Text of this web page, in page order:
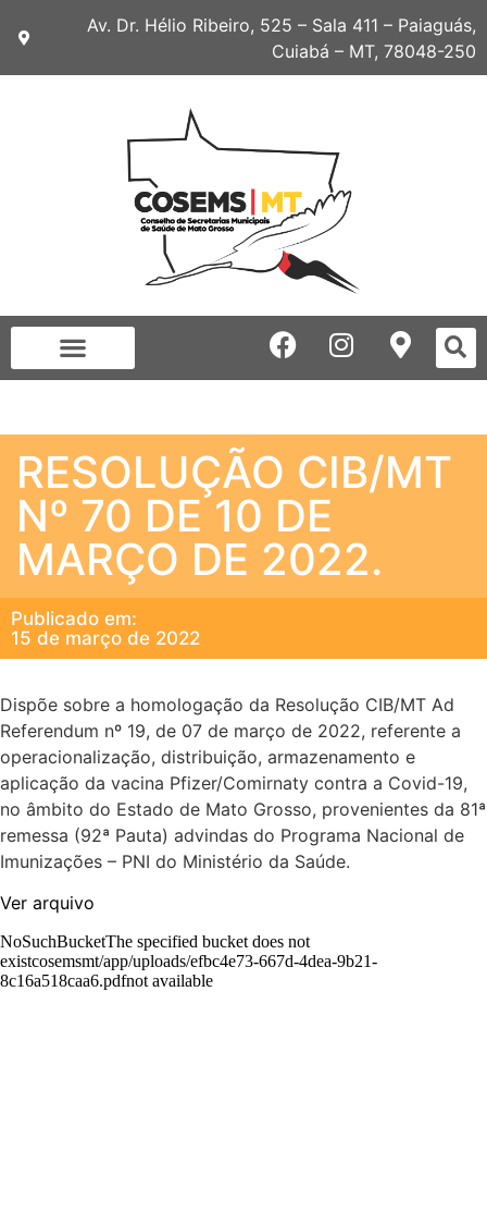
Av. Dr. Hélio Ribeiro, 525 – Sala 411 – Paiaguás,
Cuiabá – MT, 78048-250
RESOLUÇÃO CIB/MT
Nº 70 DE 10 DE
MARÇO DE 2022.
Publicado em:
15 de março de 2022
Dispõe sobre a homologação da Resolução CIB/MT Ad
Referendum nº 19, de 07 de março de 2022, referente a
operacionalização, distribuição, armazenamento e
aplicação da vacina Pfizer/Comirnaty contra a Covid-19,
no âmbito do Estado de Mato Grosso, provenientes da 81ª
remessa (92ª Pauta) advindas do Programa Nacional de
Imunizações – PNI do Ministério da Saúde.
Ver arquivo